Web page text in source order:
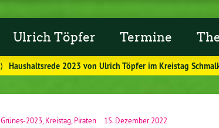
Ulrich Töpfer Termine
⟩ Haushaltsrede 2023 von Ulrich Töpfer im Kreistag
Grünes-2023 Kreistag Piraten 15. Dezember 2022